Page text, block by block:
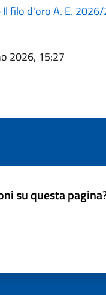
filo d'oro A. E.
2026, 15:27
su questa